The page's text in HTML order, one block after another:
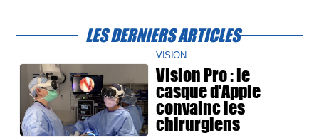
LES DERNIERS ARTICLES
VISION
Vision Pro : le
casque d'Apple
convainc les
chirurgiens